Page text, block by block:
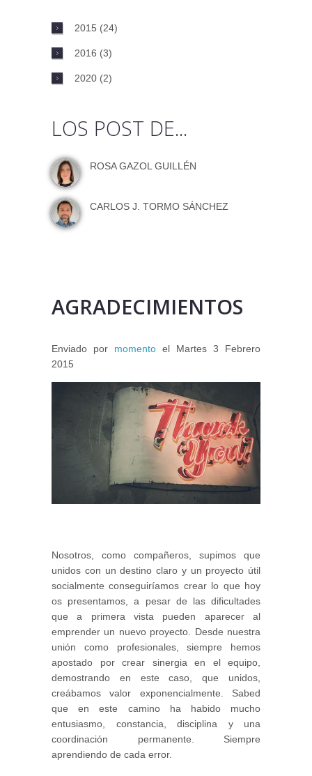
2015 (24)
2016 (3)
2020 (2)
LOS POST DE...
ROSA GAZOL GUILLÉN
CARLOS J. TORMO SÁNCHEZ
AGRADECIMIENTOS
Enviado por momento el Martes 3 Febrero
2015
Nosotros, como compañeros, supimos que
unidos con un destino claro y un proyecto útil
socialmente conseguiríamos crear lo que hoy
os presentamos, a pesar de las dificultades
que a primera vista pueden aparecer al
emprender un nuevo proyecto. Desde nuestra
unión como profesionales, siempre hemos
apostado por crear sinergia en el equipo,
demostrando en este caso, que unidos,
creábamos valor exponencialmente. Sabed
que en este camino ha habido mucho
entusiasmo, constancia, disciplina y una
coordinación permanente. Siempre
aprendiendo de cada error.